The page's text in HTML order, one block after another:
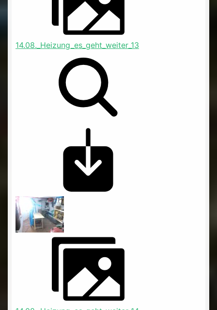
14.08._Heizung_es_geht_weiter_13